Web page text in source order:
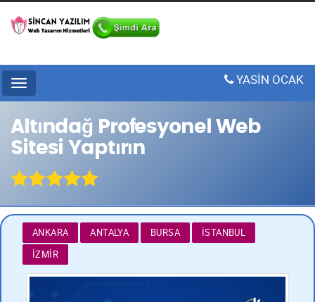
Menu YASİN OCAK
Altındağ Profesyonel Web
Sitesi Yaptırın
ANKARA ANTALYA BURSA
İSTANBUL
İZMIR